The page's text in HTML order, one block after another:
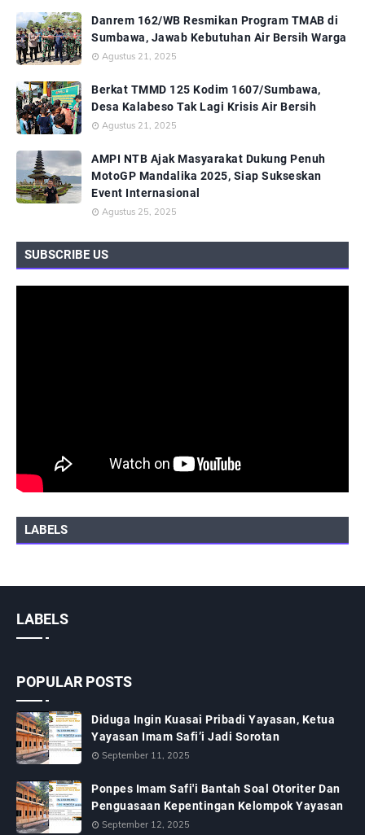
Danrem 162/WB Resmikan Program TMAB di
Sumbawa, Jawab Kebutuhan Air Bersih Warga
Agustus 21, 2025
Berkat TMMD 125 Kodim 1607/Sumbawa,
Desa Kalabeso Tak Lagi Krisis Air Bersih
Agustus 21, 2025
AMPI NTB Ajak Masyarakat Dukung Penuh
MotoGP Mandalika 2025, Siap Sukseskan
Event Internasional
Agustus 25, 2025
SUBSCRIBE US
LABELS
LABELS
POPULAR POSTS
Diduga Ingin Kuasai Pribadi Yayasan, Ketua
Yayasan Imam Safi’i Jadi Sorotan
September 11, 2025
Ponpes Imam Safi'i Bantah Soal Otoriter Dan
Penguasaan Kepentingan Kelompok Yayasan
September 12, 2025